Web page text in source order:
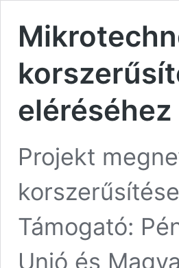
eléréséhez
Projekt
Támogató:
Unió és